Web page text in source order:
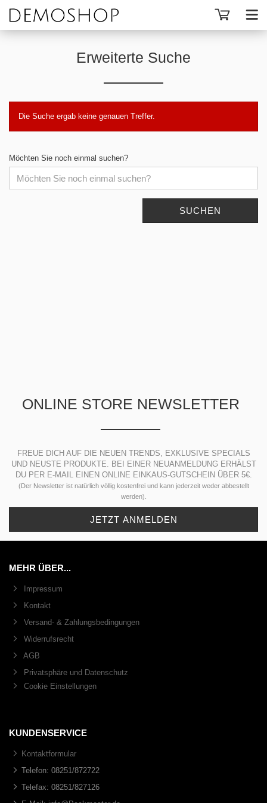
Erweiterte Suche
Die Suche ergab keine genauen Treffer.
Möchten Sie noch einmal suchen?
SUCHEN
ONLINE STORE NEWSLETTER
FREUE DICH AUF DIE NEUEN TRENDS, EXKLUSIVE SPECIALS
UND NEUSTE PRODUKTE. BEI EINER NEUANMELDUNG ERHÄLST
DU PER E-MAIL EINEN ONLINE EINKAUS-GUTSCHEIN ÜBER 5€.
(Der Newsletter ist natürlich völlig kostenfrei und kann jederzeit weder abbestellt
werden).
MEHR ÜBER...
Impressum
Kontakt
Versand- & Zahlungsbedingungen
Widerrufsrecht
AGB
Privatsphäre und Datenschutz
Cookie Einstellungen
KUNDENSERVICE
Kontaktformular
Telefon: 08251/872722
Telefax: 08251/827126